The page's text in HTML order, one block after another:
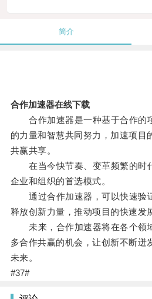
简介
合作加速器在线下载
合作加速器是一种基于合作的
的力量和智慧共同努力，加速项目
共赢共享。
在当今快节奏、变革频繁的时
企业和组织的首选模式。
通过合作加速器，可以快速验
释放创新力量，推动项目的快速发
未来，合作加速器将在各个领
多合作共赢的机会，让创新不断迸
未来。
#37#